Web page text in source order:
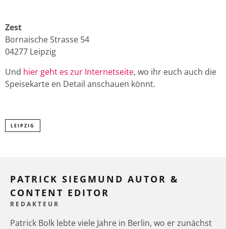
Zest
Bornaische Strasse 54
04277 Leipzig
Und hier geht es zur Internetseite, wo ihr euch auch die
Speisekarte en Detail anschauen könnt.
LEIPZIG
PATRICK SIEGMUND AUTOR &
CONTENT EDITOR
REDAKTEUR
Patrick Bolk lebte viele Jahre in Berlin, wo er zunächst